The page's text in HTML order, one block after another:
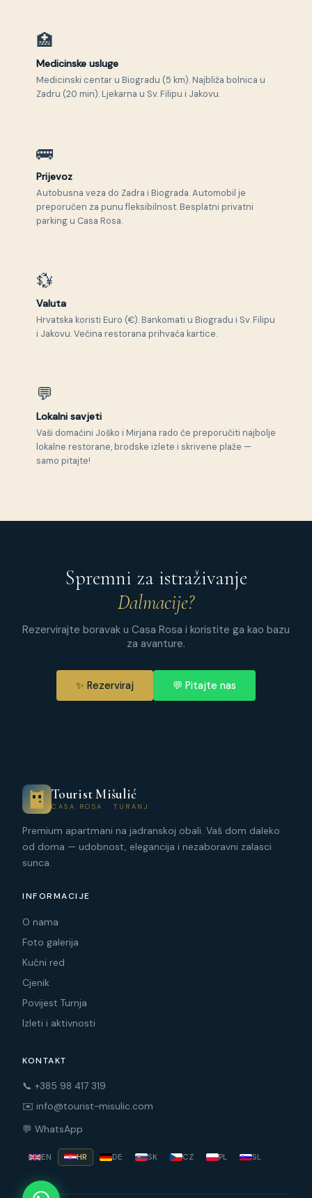
🏥
Medicinske usluge
Medicinski centar u Biogradu (5 km). Najbliža bolnica u
Zadru (20 min). Ljekarna u Sv. Filipu i Jakovu.
🚌
Prijevoz
Autobusna veza do Zadra i Biograda. Automobil je
preporučen za punu fleksibilnost. Besplatni privatni
parking u Casa Rosa.
💱
Valuta
Hrvatska koristi Euro (€). Bankomati u Biogradu i Sv. Filipu
i Jakovu. Većina restorana prihvaća kartice.
💬
Lokalni savjeti
Vaši domaćini Joško i Mirjana rado će preporučiti najbolje
lokalne restorane, brodske izlete i skrivene plaže —
samo pitajte!
Spremni za istraživanje
Dalmacije?
Rezervirajte boravak u Casa Rosa i koristite ga kao bazu
za avanture.
✨ Rezerviraj 💬 Pitajte nas
Tourist Mišulić
CASA ROSA · TURANJ
Premium apartmani na jadranskoj obali. Vaš dom daleko
od doma — udobnost, elegancija i nezaboravni zalasci
sunca.
INFORMACIJE
O nama
Foto galerija
Kućni red
Cjenik
Povijest Turnja
Izleti i aktivnosti
KONTAKT
📞 +385 98 417 319
✉️ info@tourist-misulic.com
💬 WhatsApp
EN HR DE SK CZ PL SL